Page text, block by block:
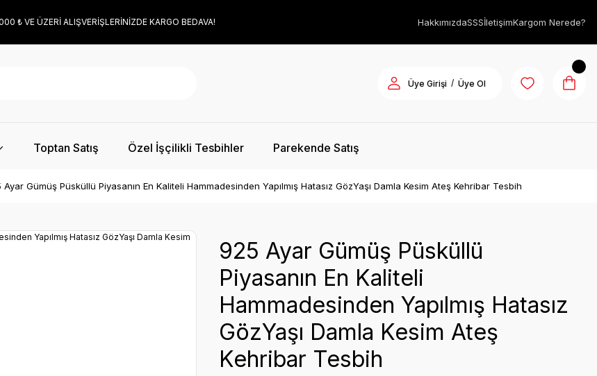
₺ VE ÜZERİ ALIŞVERİŞLERİNİZDE KARGO BEDAVA! HakkımızdaSSSİletişimKargom Nerede?
Üye Girişi / Üye Ol
Toptan Satış Özel İşçilikli Tesbihler Parekende Satış
Ayar Gümüş Püsküllü Piyasanın En Kaliteli Hammadesinden Yapılmış Hatasız GözYaşı Damla Kesim Ateş Kehribar Tesbih
925 Ayar Gümüş Püsküllü
Piyasanın En Kaliteli
Hammadesinden Yapılmış Hatasız
GözYaşı Damla Kesim Ateş
Kehribar Tesbih